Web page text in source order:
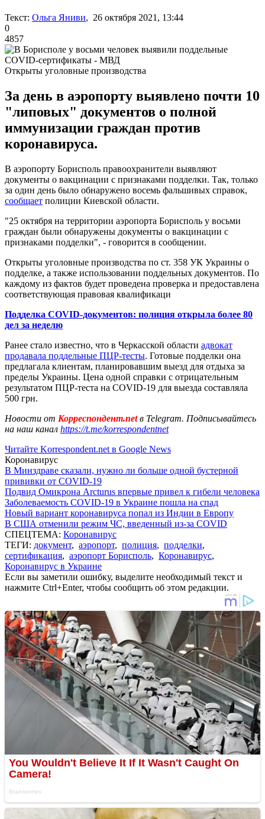
Текст: Ольга Яниви, 26 октября 2021, 13:44
0
4857
Открыты уголовные производства
За день в аэропорту выявлено почти 10
"липовых" документов о полной
иммунизации граждан против
коронавируса.
В аэропорту Борисполь правоохранители выявляют
документы о вакцинации с признаками подделки. Так, только
за один день было обнаружено восемь фальшивых справок,
сообщает полиции Киевской области.
"25 октября на территории аэропорта Борисполь у восьми
граждан были обнаружены документы о вакцинации с
признаками подделки", - говорится в сообщении.
Открыты уголовные производства по ст. 358 УК Украины о
подделке, а также использовании поддельных документов. По
каждому из фактов будет проведена проверка и предоставлена
соответствующая правовая квалификаци
Подделка COVID-документов: полиция открыла более 80
дел за неделю
Ранее стало известно, что в Черкасской области адвокат
продавала поддельные ПЦР-тесты. Готовые подделки она
предлагала клиентам, планировавшим выезд для отдыха за
пределы Украины. Цена одной справки с отрицательным
результатом ПЦР-теста на COVID-19 для выезда составляла
500 грн.
Новости от Корреспондент.netв Telegram. Подписывайтесь
на наш канал https://t.me/korrespondentnet
Читайте Korrespondent.net в Google News
Коронавирус
В Минздраве сказали, нужно ли больше одной бустерной
прививки от COVID-19
Подвид Омикрона Arcturus впервые привел к гибели человека
Заболеваемость COVID-19 в Украине пошла на спад
Новый вариант коронавируса попал из Индии в Европу
В США отменили режим ЧС, введенный из-за COVID
СПЕЦТЕМА: Коронавирус
ТЕГИ: документ, аэропорт, полиция, подделки,
сертификация, аэропорт Борисполь, Коронавирус,
Коронавирус в Украине
Если вы заметили ошибку, выделите необходимый текст и
нажмите Ctrl+Enter, чтобы сообщить об этом редакции.